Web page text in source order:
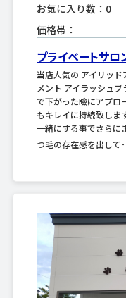
お気に入り数：0
価格帯：
プライベートサ
当店人気の アイリッ
メント アイラッシュ
で下がった瞼にアプロ
もキレイに持続致しま
一緒にする事でさらに
つ毛の存在感を出して･